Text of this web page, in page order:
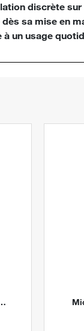
discrète
sa mise en
un usage